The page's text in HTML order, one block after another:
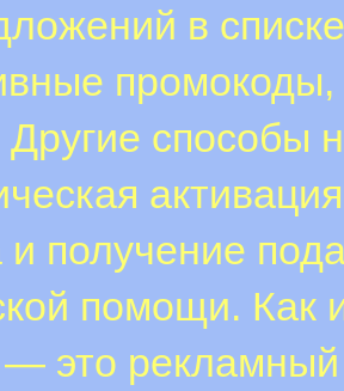
в
Другие способы
и получение
помощи. Как
это рекламный